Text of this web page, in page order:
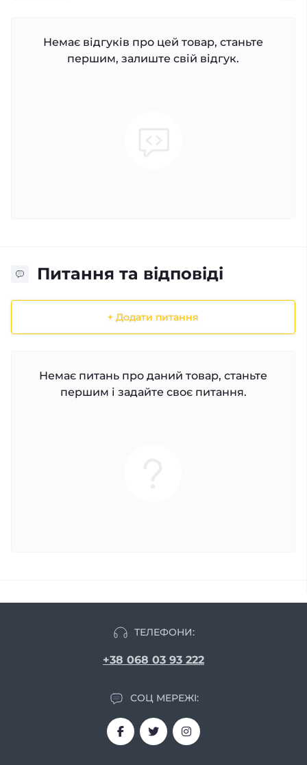
Немає відгуків про цей товар, станьте
першим, залиште свій відгук.
Питання та відповіді
+ Додати питання
Немає питань про даний товар, станьте
першим і задайте своє питання.
ТЕЛЕФОНИ:
+38 068 03 93 222
СОЦ МЕРЕЖІ: